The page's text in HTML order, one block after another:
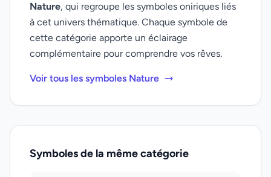
Nature, qui regroupe les symboles oniriques liés
à cet univers thématique. Chaque symbole de
cette catégorie apporte un éclairage
complémentaire pour comprendre vos rêves.
Voir tous les symboles Nature
Symboles de la même catégorie